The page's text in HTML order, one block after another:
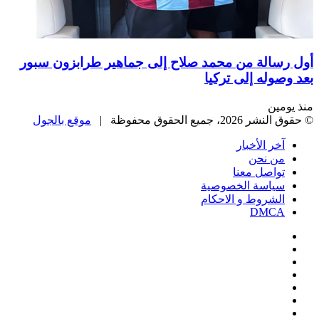
من محمد صلاح إلى جماهير طرابزون سبور
إلى تركيا
جميع الحقوق محفوظة |
موقع بالجول
الأخبار
نحن
معنا
الخصوصية
و الاحكام